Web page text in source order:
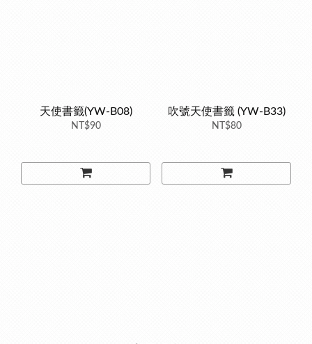
天使書籤(YW-B08)
NT$90
吹號天使書籤 (YW-B33)
NT$80